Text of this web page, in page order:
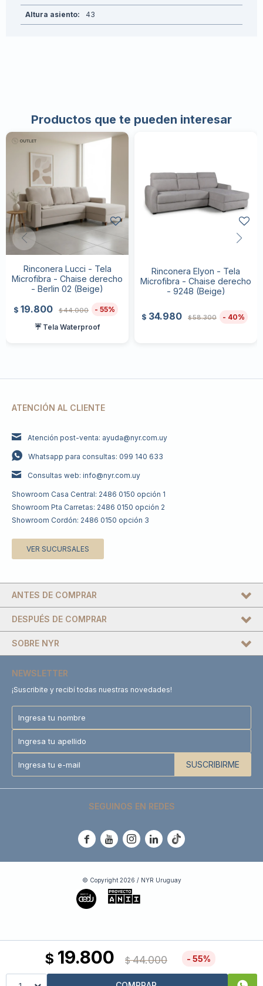
$ 19.800 $ 44.000 55
Altura asiento 43
Productos que te pueden interesar
Rinconera Lucci - Tela
Microfibra - Chaise derecho
- Berlin 02 (Beige)
$ 19.800 $44.000
55
☔ Tela Waterproof
Rinconera Elyon - Tela
Microfibra - Chaise derecho
- 9248 (Beige)
$ 34.980 $58.300 40
ATENCIÓN AL CLIENTE
Atención post-venta: ayuda@nyr.com.uy
Whatsapp para consultas: 099 140 633
Consultas web: info@nyr.com.uy
Showroom Casa Central: 2486 0150 opción 1
Showroom Pta Carretas: 2486 0150 opción 2
Showroom Cordón: 2486 0150 opción 3
VER SUCURSALES
DESPUÉS DE COMPRAR
SOBRE NYR
ANTES DE COMPRAR
NEWSLETTER
¡Suscribite y recibí todas nuestras novedades!
SUSCRIBIRME
SEGUINOS EN REDES
    
© Copyright 2026 / NYR Uruguay